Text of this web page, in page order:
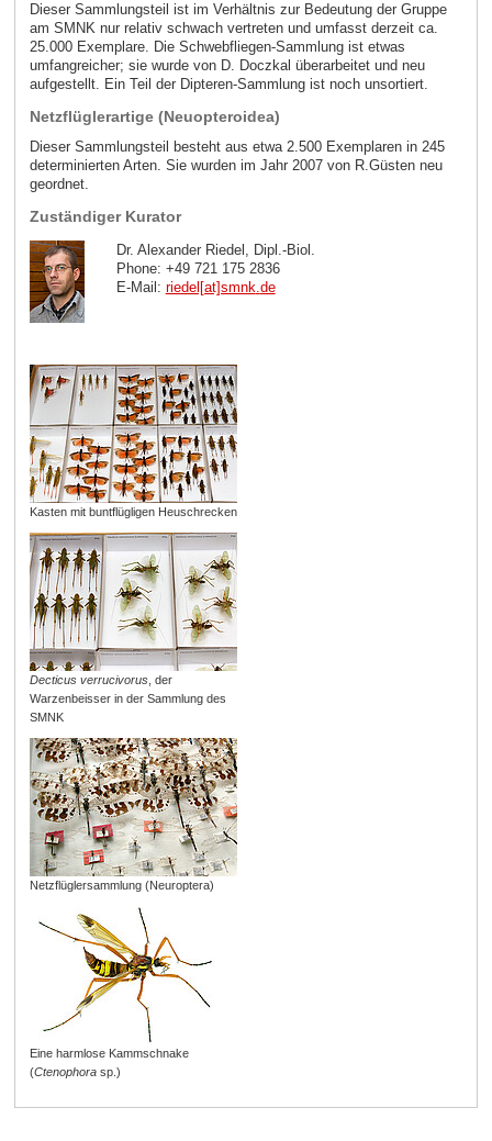
Dieser Sammlungsteil ist im Verhältnis zur Bedeutung der Gruppe
am SMNK nur relativ schwach vertreten und umfasst derzeit ca.
25.000 Exemplare. Die Schwebfliegen-Sammlung ist etwas
umfangreicher; sie wurde von D. Doczkal überarbeitet und neu
aufgestellt. Ein Teil der Dipteren-Sammlung ist noch unsortiert.
Netzflüglerartige (Neuopteroidea)
Dieser Sammlungsteil besteht aus etwa 2.500 Exemplaren in 245
determinierten Arten. Sie wurden im Jahr 2007 von R.Güsten neu
geordnet.
Zuständiger Kurator
Dr. Alexander Riedel, Dipl.-Biol.
Phone: +49 721 175 2836
E-Mail: riedel[at]smnk de
Kasten mit buntflügligen Heuschrecken
Decticus verrucivorus, der
Warzenbeisser in der Sammlung des
SMNK
Netzflüglersammlung (Neuroptera)
Eine harmlose Kammschnake
(Ctenophorasp.)